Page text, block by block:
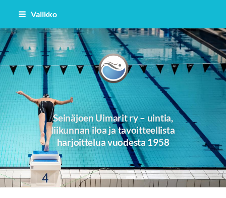
Siirry
sisältöön
Valikko
Seinäjoen Uimarit -58
Seinäjoen Uimarit ry – uintia,
liikunnan iloa ja tavoitteellista
harjoittelua vuodesta 1958